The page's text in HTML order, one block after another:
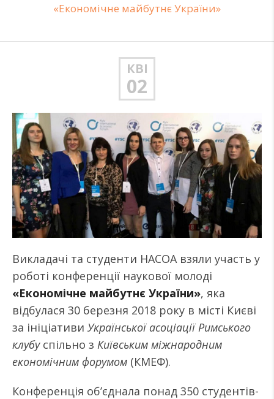
«Економічне майбутнє України»
КВІ
02
Викладачі та студенти НАСОА взяли участь у
роботі конференції наукової молоді
«Економічне майбутнє України», яка
відбулася 30 березня 2018 року в місті Києві
за ініціативи Української асоціації Римського
клубуспільно з Київським міжнародним
економічним форумом (КМЕФ).
Конференція об’єднала понад 350 студентів-